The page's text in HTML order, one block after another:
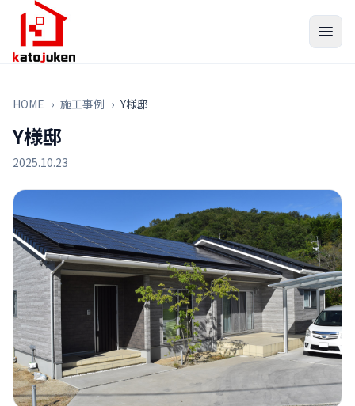
HOME › 施工事例 › Y様邸
Y様邸
2025.10.23